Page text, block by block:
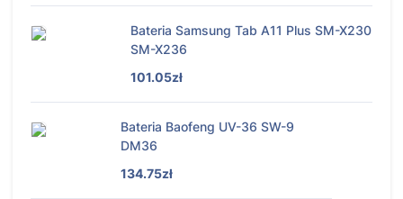
Bateria Samsung Tab A11 Plus SM-X230
SM-X236
101.05zł
Bateria Baofeng UV-36 SW-9
DM36
134.75zł